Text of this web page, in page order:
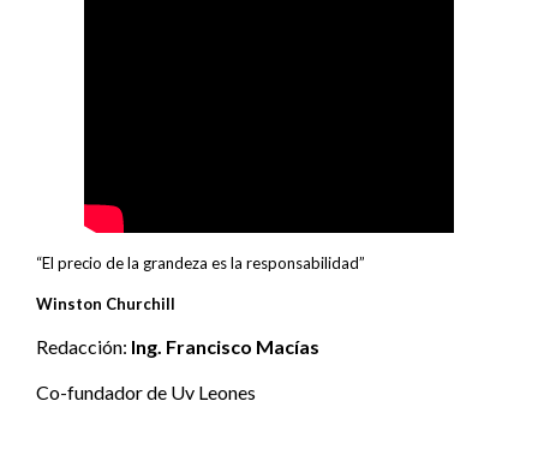
“El precio de la grandeza es la responsabilidad”
Winston Churchill
Redacción: Ing. Francisco Macías
Co-fundador de Uv Leones